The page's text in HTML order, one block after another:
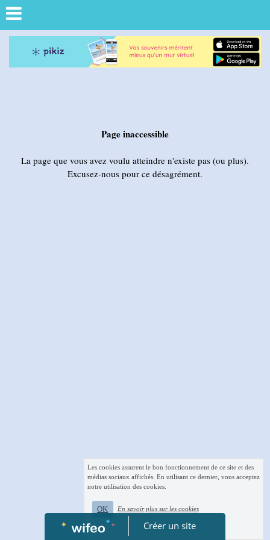
Page inaccessible
La page que vous avez voulu atteindre n'existe pas (ou plus).
Excusez-nous pour ce désagrément.
Créer un site
Les cookies assurent le bon fonctionnement de ce site et des
médias sociaux affichés. En utilisant ce dernier, vous acceptez
notre utilisation des cookies.
OK En savoir plus sur les cookies